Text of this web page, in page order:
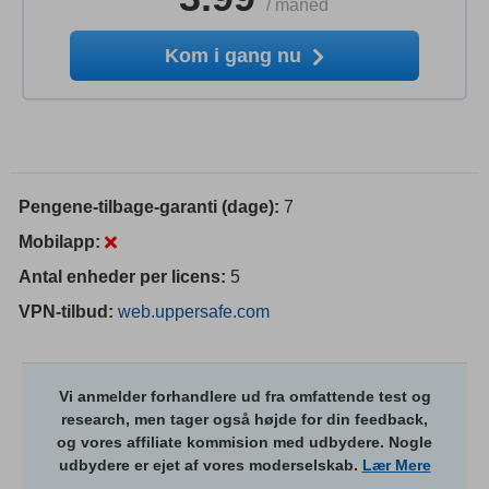
/ måned
Kom i gang nu
Pengene-tilbage-garanti (dage): 7
Mobilapp:
Antal enheder per licens: 5
VPN-tilbud: web.uppersafe.com
Vi anmelder forhandlere ud fra omfattende test og
research, men tager også højde for din feedback,
og vores affiliate kommision med udbydere. Nogle
udbydere er ejet af vores moderselskab. Lær Mere